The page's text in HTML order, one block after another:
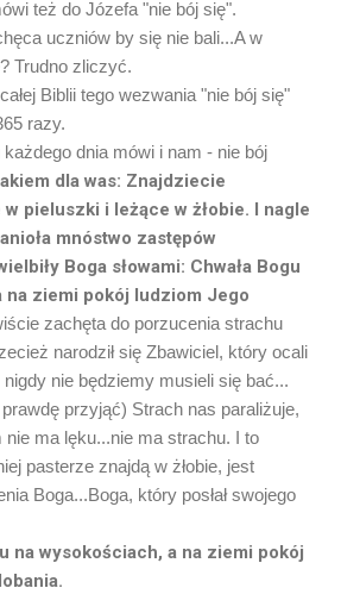
też do Józefa "nie bój się".
uczniów by się nie bali...A w
Trudno zliczyć.
Biblii tego wezwania "nie bój się"
razy.
dnia mówi i nam - nie bój
dla was: Znajdziecie
pieluszki i leżące w żłobie. I nagle
mnóstwo zastępów
Boga słowami: Chwała Bogu
na ziemi pokój ludziom Jego
zachęta do porzucenia strachu
narodził się Zbawiciel, który ocali
nie będziemy musieli się bać...
przyjąć) Strach nas paraliżuje,
nie ma lęku...nie ma strachu. I to
pasterze znajdą w żłobie, jest
Boga...Boga, który posłał swojego
na wysokościach, a na ziemi pokój